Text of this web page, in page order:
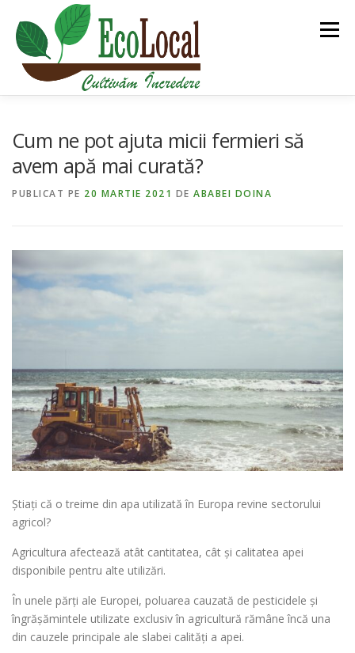
conținut
Meniu
Cum ne pot ajuta micii fermieri să
avem apă mai curată?
PUBLICAT PE 20 MARTIE 2021 DE ABABEI DOINA
Știați că o treime din apa utilizată în Europa revine sectorului
agricol?
Agricultura afectează atât cantitatea, cât şi calitatea apei
disponibile pentru alte utilizări.
În unele părţi ale Europei, poluarea cauzată de pesticidele şi
îngrăşămintele utilizate exclusiv în agricultură rămâne încă una
din cauzele principale ale slabei calităţi a apei.